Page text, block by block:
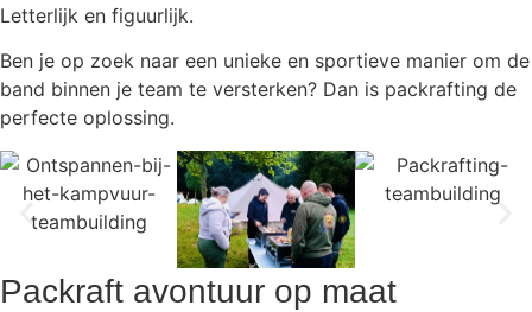
Letterlijk en figuurlijk.
Ben je op zoek naar een unieke en sportieve manier om de
band binnen je team te versterken? Dan is packrafting de
perfecte oplossing.
Packraft avontuur op maat